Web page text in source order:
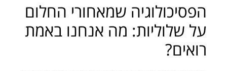
הפסיכולוגיה שמאחורי החלום
על שלוליות: מה אנחנו באמת
רואים?